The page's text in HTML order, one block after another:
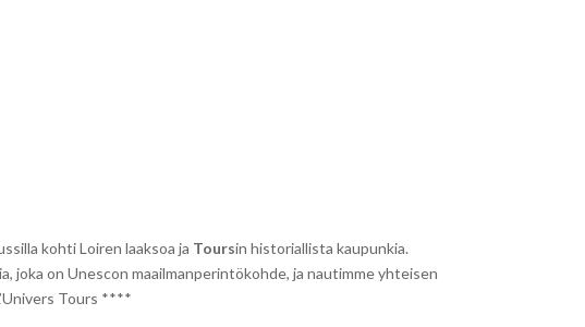
kohti Loiren laaksoa ja Toursin historiallista kaupunkia.
joka on Unescon maailmanperintökohde, ja nautimme yhteisen
Tours ****